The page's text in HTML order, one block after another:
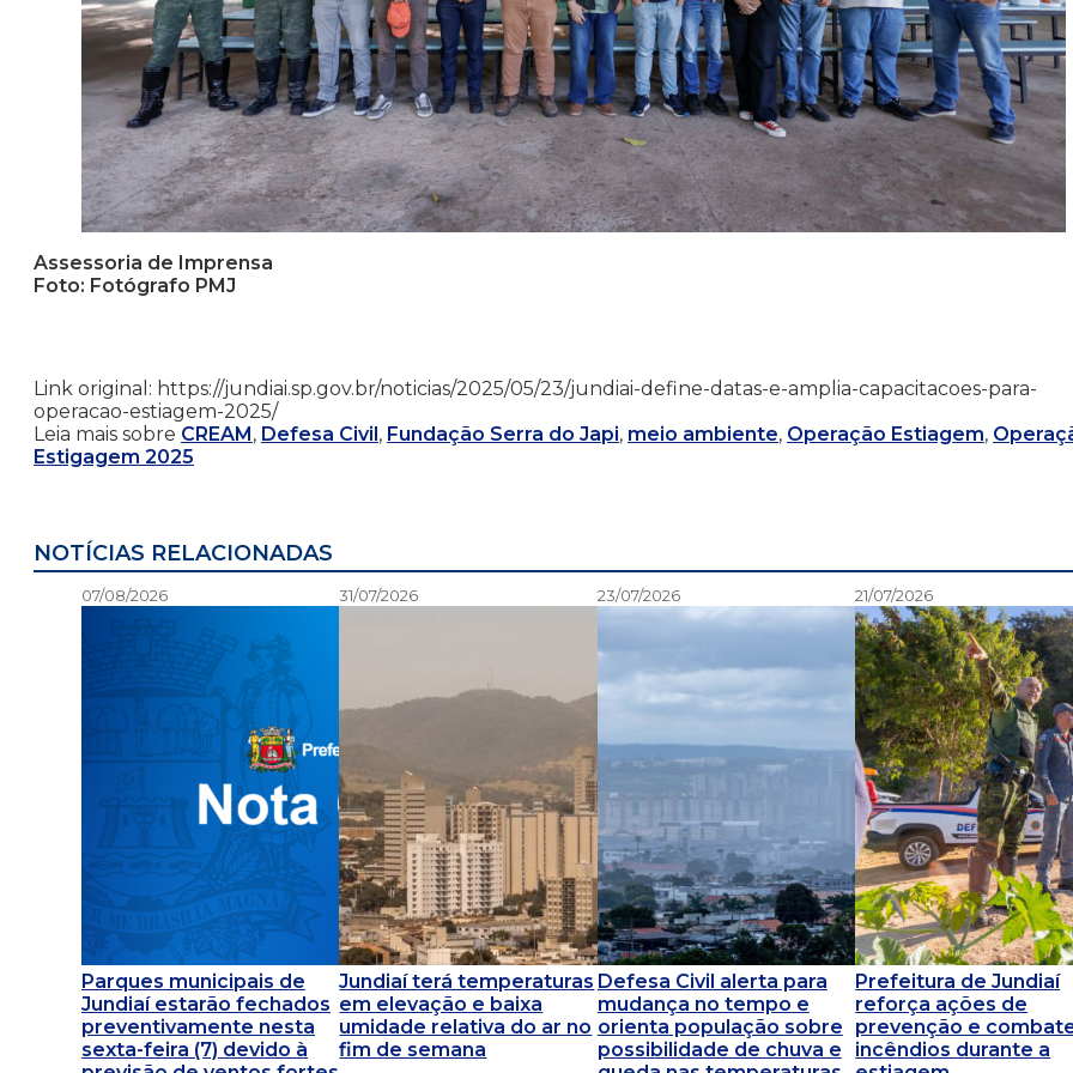
Assessoria de Imprensa
Foto: Fotógrafo PMJ
Link original: https://jundiai.sp.gov.br/noticias/2025/05/23/jundiai-define-datas-e-amplia-capacitacoes-para-
operacao-estiagem-2025/
Leia mais sobre CREAM , Defesa Civil , Fundação Serra do Japi, meio ambiente, Operação Estiagem,
Estigagem 2025
NOTÍCIAS RELACIONADAS
07/08/2026
Parques municipais de
Jundiaí estarão fechados
preventivamente nesta
sexta-feira (7) devido à
31/07/2026
Jundiaí terá temperaturas
em elevação e baixa
umidade relativa do ar no
fim de semana
23/07/2026
Defesa Civil alerta para
mudança no tempo e
orienta população sobre
possibilidade de chuva e
21/07/2026
Prefeitura de Jundiaí
reforça ações de
prevenção e
incêndios durante a